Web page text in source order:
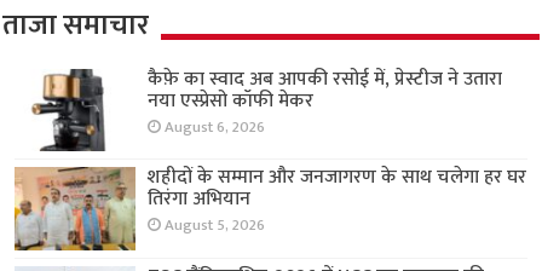
ताजा समाचार
कैफ़े का स्वाद अब आपकी रसोई में, प्रेस्टीज ने उतारा
नया एस्प्रेसो कॉफी मेकर
August 6, 2026
शहीदों के सम्मान और जनजागरण के साथ चलेगा हर घर
तिरंगा अभियान
August 5, 2026